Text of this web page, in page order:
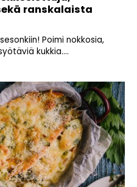
ranskalaista
Poimi nokkosia,
kukkia....